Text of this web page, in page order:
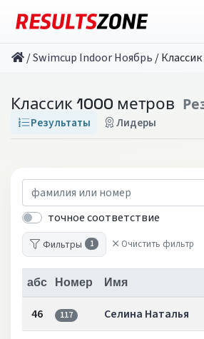
/Swimcup Indoor Ноябрь /
Классик 1000 метров
Результаты Лидеры
точное соответствие
Фильтры 1 Очистить фильтр
абс Номер Имя
46 117 Селина Наталья